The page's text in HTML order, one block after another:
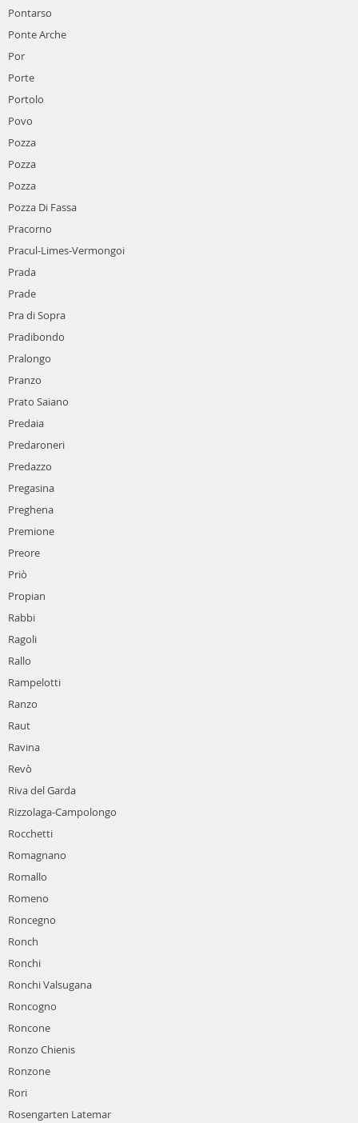
Pontarso
Ponte Arche
Por
Porte
Portolo
Povo
Pozza
Pozza
Pozza
Pozza Di Fassa
Pracorno
Pracul-Limes-Vermongoi
Prada
Prade
Pra di Sopra
Pradibondo
Pralongo
Pranzo
Prato Saiano
Predaia
Predaroneri
Predazzo
Pregasina
Preghena
Premione
Preore
Priò
Propian
Rabbi
Ragoli
Rallo
Rampelotti
Ranzo
Raut
Ravina
Revò
Riva del Garda
Rizzolaga-Campolongo
Rocchetti
Romagnano
Romallo
Romeno
Roncegno
Ronch
Ronchi
Ronchi Valsugana
Roncogno
Roncone
Ronzo Chienis
Ronzone
Rori
Rosengarten Latemar